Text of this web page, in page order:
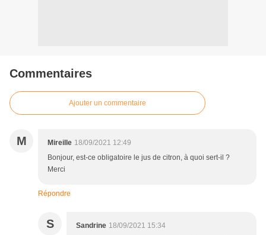
Commentaires
Ajouter un commentaire
M Mireille 18/09/2021 12:49
Bonjour, est-ce obligatoire le jus de citron, à quoi sert-il ?
Merci
Répondre
S Sandrine 18/09/2021 15:34